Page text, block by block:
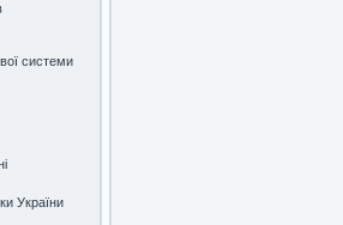
системи
України